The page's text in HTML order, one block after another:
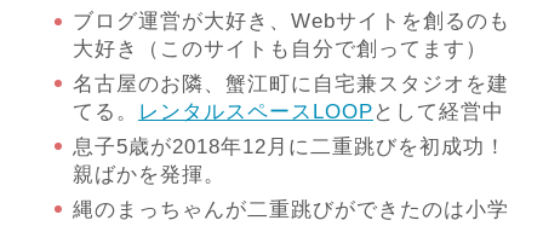
ブログ運営が大好き、Webサイトを創るのも
大好き（このサイトも自分で創ってます）
名古屋のお隣、蟹江町に自宅兼スタジオを建
てる。
レンタルスペースLOOP として経営中
息子5歳が2018年12月に二重跳びを初成功！
親ばかを発揮。
縄のまっちゃんが二重跳びができたのは小学